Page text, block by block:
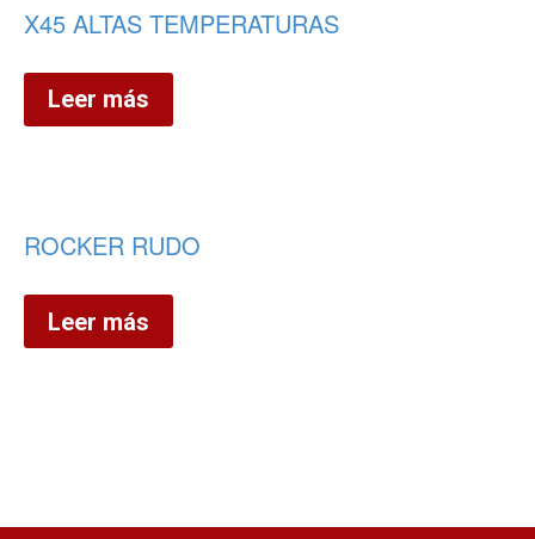
X45 ALTAS TEMPERATURAS
Leer más
ROCKER RUDO
Leer más